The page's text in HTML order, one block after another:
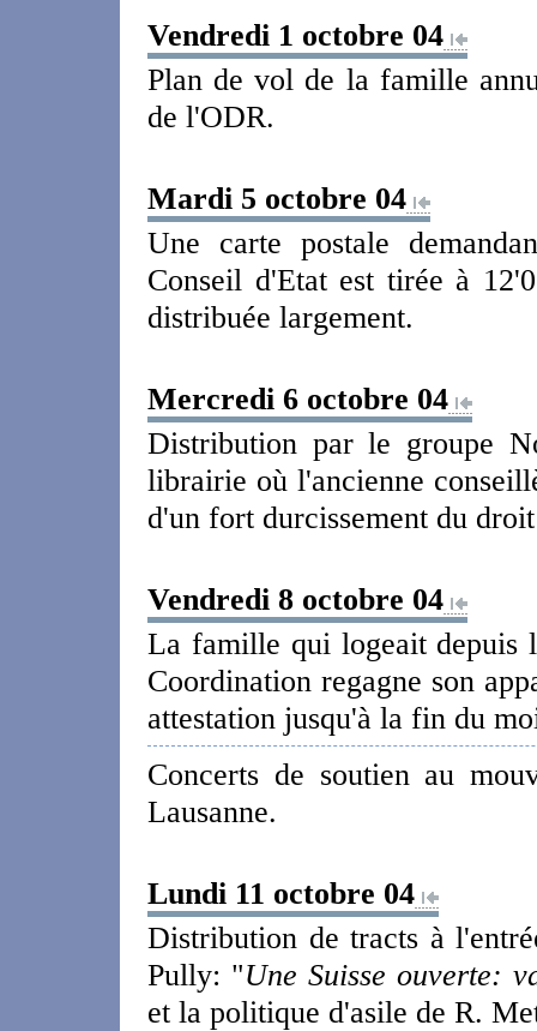
Vendredi 1 octobre 04
Plan de vol de la famille
de l'ODR.
Mardi 5 octobre 04
Une carte postale
Conseil d'Etat est tirée à
distribuée largement.
Mercredi 6 octobre 04
Distribution par le groupe
librairie où l'ancienne
d'un fort durcissement du
Vendredi 8 octobre 04
La famille qui logeait depuis
Coordination regagne son
attestation jusqu'à la fin du
Concerts de soutien au
Lausanne.
Lundi 11 octobre 04
Distribution de tracts à
Pully: "Une Suisse ouverte:
et la politique d'asile de R.